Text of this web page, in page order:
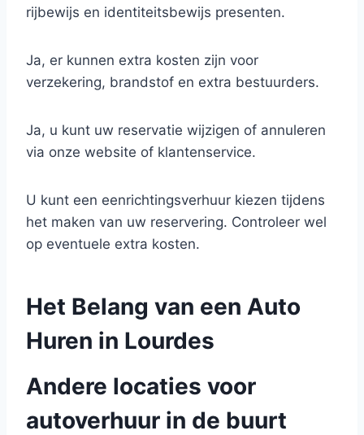
rijbewijs en identiteitsbewijs presenten.
Ja, er kunnen extra kosten zijn voor
verzekering, brandstof en extra bestuurders.
Ja, u kunt uw reservatie wijzigen of annuleren
via onze website of klantenservice.
U kunt een eenrichtingsverhuur kiezen tijdens
het maken van uw reservering. Controleer wel
op eventuele extra kosten.
Het Belang van een Auto
Huren in Lourdes
Andere locaties voor
autoverhuur in de buurt